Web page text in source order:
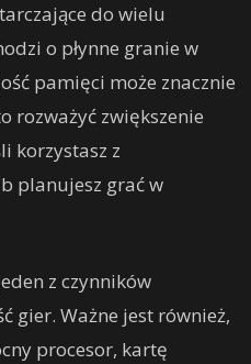
do wielu
o płynne granie w
pamięci może znacznie
rozważyć zwiększenie
korzystasz z
planujesz grać w
z czynników
gier. Ważne jest również,
procesor, kartę